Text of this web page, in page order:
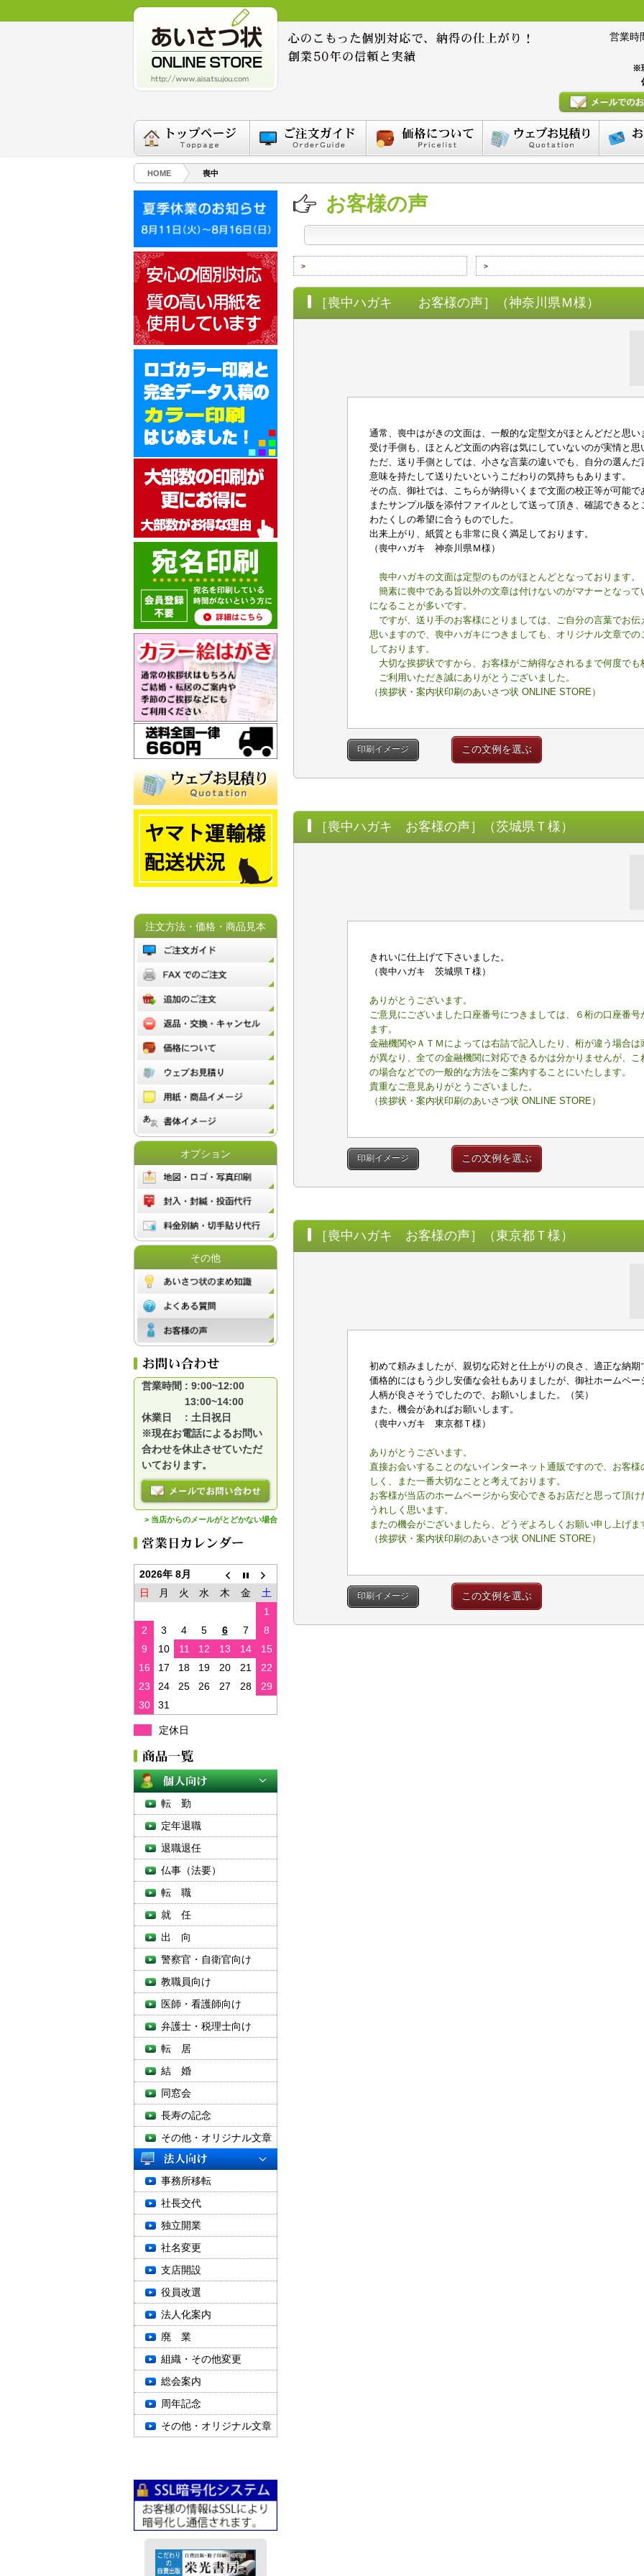
営業時
※
HOME 喪中
お客様の声
> >
［喪中ハガキ お客様の声］（神奈川県Ｍ様）
通常、喪中はがきの文面は、一般的な定型文がほとんどだと思い
受け手側も、ほとんど文面の内容は気にしていないのが実情と思
ただ、送り手側としては、小さな言葉の違いでも、自分の選んだ
意味を持たして送りたいというこだわりの気持ちもあります。
その点、御社では、こちらが納得いくまで文面の校正等が可能で
またサンプル版を添付ファイルとして送って頂き、確認できると
わたくしの希望に合うものでした。
出来上がり、紙質とも非常に良く満足しております。
（喪中ハガキ 神奈川県Ｍ様）
喪中ハガキの文面は定型のものがほとんどとなっております。
簡素に喪中である旨以外の文章は付けないのがマナーとなって
になることが多いです。
ですが、送り手のお客様にとりましては、ご自分の言葉でお伝
思いますので、喪中ハガキにつきましても、オリジナル文章で
しております。
大切な挨拶状ですから、お客様がご納得なされるまで何度でも
ご利用いただき誠にありがとうございました。
（挨拶状・案内状印刷のあいさつ状 ONLINE STORE）
印刷イメージ この文例を選ぶ
［喪中ハガキ お客様の声］（茨城県Ｔ様）
きれいに仕上げて下さいました。
（喪中ハガキ 茨城県Ｔ様）
ありがとうございます。
ご意見にございました口座番号につきましては、６桁の口座番号
ます。
金融機関やＡＴＭによっては右詰で記入したり、桁が違う場合
が異なり、全ての金融機関に対応できるかは分かりませんが、
の場合などでの一般的な方法をご案内することにいたします。
貴重なご意見ありがとうございました。
（挨拶状・案内状印刷のあいさつ状 ONLINE STORE）
印刷イメージ この文例を選ぶ
［喪中ハガキ お客様の声］（東京都Ｔ様）
初めて頼みましたが、親切な応対と仕上がりの良さ、適正な納期
価格的にはもう少し安価な会社もありましたが、御社ホームペ
人柄が良さそうでしたので、お願いしました。（笑）
また、機会があればお願いします。
（喪中ハガキ 東京都Ｔ様）
ありがとうございます。
直接お会いすることのないインターネット通販ですので、お客
しく、また一番大切なことと考えております。
お客様が当店のホームページから安心できるお店だと思って頂
うれしく思います。
またの機会がございましたら、どうぞよろしくお願い申し上げま
（挨拶状・案内状印刷のあいさつ状 ONLINE STORE）
印刷イメージ この文例を選ぶ
注文方法・価格・商品見本
オプション
その他
営業時間 : 9:00~12:00
13:00~14:00
休業日 : 土日祝日
※現在お電話によるお問い
合わせを休止させていただ
いております。
> 当店からのメールがとどかない場合
2026年 8月
日
月 火 水 木 金
土
1
2
3 4 5 6 7
8
9
10 11 12 13 14
15
16
17 18 19 20 21
22
23
24 25 26 27 28
29
30
31
定休日
転 勤
定年退職
退職退任
仏事（法要）
転 職
就 任
出 向
警察官・自衛官向け
教職員向け
医師・看護師向け
弁護士・税理士向け
転 居
結 婚
同窓会
長寿の記念
その他・オリジナル文章
事務所移転
社長交代
独立開業
社名変更
支店開設
役員改選
法人化案内
廃 業
組織・その他変更
総会案内
周年記念
その他・オリジナル文章